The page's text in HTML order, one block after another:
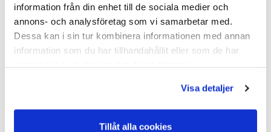
information från din enhet till de sociala medier och
annons- och analysföretag som vi samarbetar med.
Dessa kan i sin tur kombinera informationen med annan
information som du har tillhandahållit eller som de har
Visa detaljer
Tillåt alla cookies
nötkreatur
✔ Halsremsmärke med siffror för enkel identifiering –
praktisk och tydlig märkning
Denna djurmärkning för lantbruk hjälper lantbrukare att
denna halsnummerbricka en effektiv spårbarhet och